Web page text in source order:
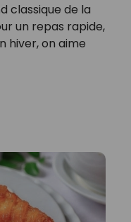
classique de la
un repas rapide,
hiver, on aime